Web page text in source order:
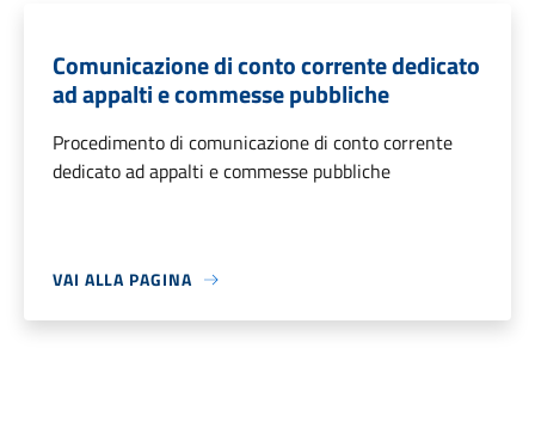
Comunicazione di conto corrente dedicato
ad appalti e commesse pubbliche
Procedimento di comunicazione di conto corrente
dedicato ad appalti e commesse pubbliche
VAI ALLA PAGINA